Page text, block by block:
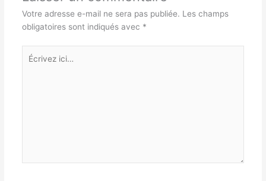
Votre adresse e-mail ne sera pas publiée. Les champs
obligatoires sont indiqués avec *
Écrivez
ici…